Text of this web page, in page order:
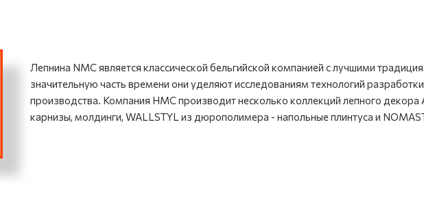
Лепнина NMC является классической бельгийской компанией с лучшими
значительную часть времени они уделяют исследованиям технологий
производства. Компания НМС производит несколько коллекций лепного декора
карнизы, молдинги, WALLSTYL из дюрополимера - напольные плинтуса и